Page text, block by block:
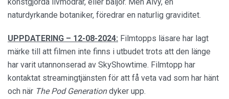
konstgjorda livmödrar, eller baljor. Men Alvy, en
naturdyrkande botaniker, föredrar en naturlig graviditet.
UPPDATERING – 12-08-2024: Filmtopps läsare har lagt
märke till att filmen inte finns i utbudet trots att den länge
har varit utannonserad av SkyShowtime. Filmtopp har
kontaktat streamingtjänsten för att få veta vad som har hänt
och när ThePod Generationdyker upp.